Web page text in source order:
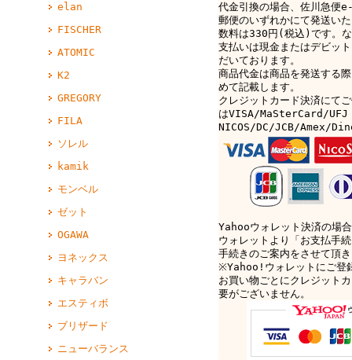
elan
FISCHER
ATOMIC
K2
GREGORY
FILA
ソレル
kamik
モンベル
ゼット
OGAWA
ヨネックス
キャラバン
エスティボ
ブリザード
ニューバランス
代金引換の場合、佐川急
郵便のいずれかにて発送い
数料は330円(税込)です
支払いは現金またはデビッ
だいております。
商品代金は商品を発送する
めて記載します。
クレジットカード決済にて
はVISA/MaSterCard/UFJ
NICOS/DC/JCB/Amex/
Yahooウォレット決済の場
ウォレットより「お支払手
手続きのご案内をさせて頂
※Yahoo!ウォレットにご登
お買い物ごとにクレジット
要がございません。